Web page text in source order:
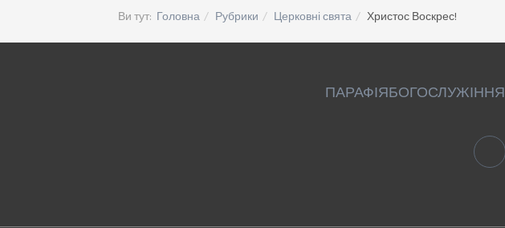
Ви тут: Головна Рубрики Церковні свята Христос Воскрес!
ПАРАФІЯБОГОСЛУЖІННЯ